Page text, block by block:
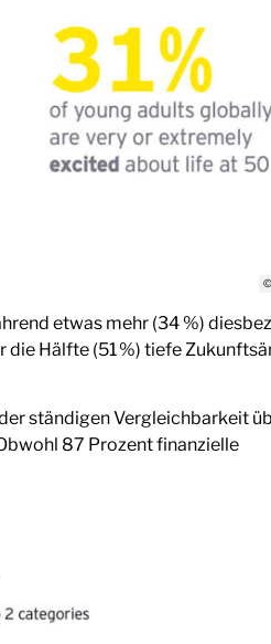
etwas mehr (34 %)
die Hälfte (51 %) tiefe
ständigen Vergleichbarkeit
87 Prozent finanzielle